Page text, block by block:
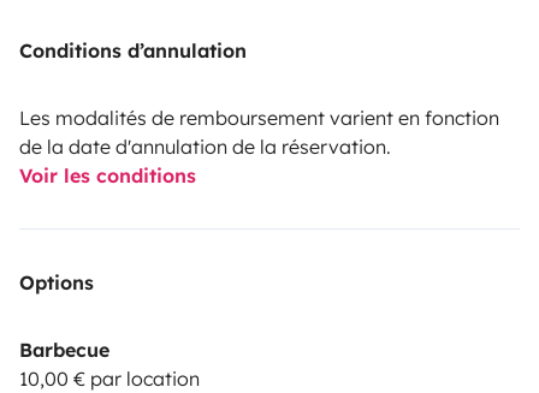
Conditions d’annulation
Les modalités de remboursement varient en fonction
de la date d'annulation de la réservation.
Voir les conditions
Options
Barbecue
10,00 € par location